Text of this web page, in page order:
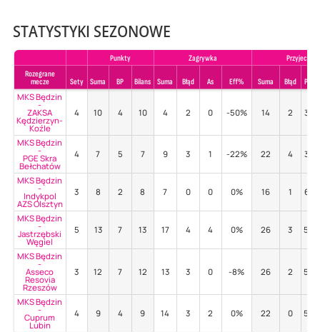
STATYSTYKI SEZONOWE
Punkty Zagrywka
Przyjecie
Rozegrane
mecze
Sety Suma BP Bilans Suma Błąd As Eff% Suma Błąd Poz%
MKS Będzin
-
ZAKSA
Kędzierzyn-
Koźle
4 10 4 10 4 2 0 -50% 14 2 36%
MKS Będzin
-
PGE Skra
Bełchatów
4 7 5 7 9 3 1 -22% 22 4 36%
MKS Będzin
-
Indykpol
AZS Olsztyn
3 8 2 8 7 0 0 0% 16 1 63%
MKS Będzin
-
Jastrzębski
Węgiel
5 13 7 13 17 4 4 0% 26 3
MKS Będzin
-
Asseco
Resovia
Rzeszów
3 12 7 12 13 3 0 -8% 26 2
MKS Będzin
-
Cuprum
Lubin
4 9 4 9 14 3 2 0% 22 0